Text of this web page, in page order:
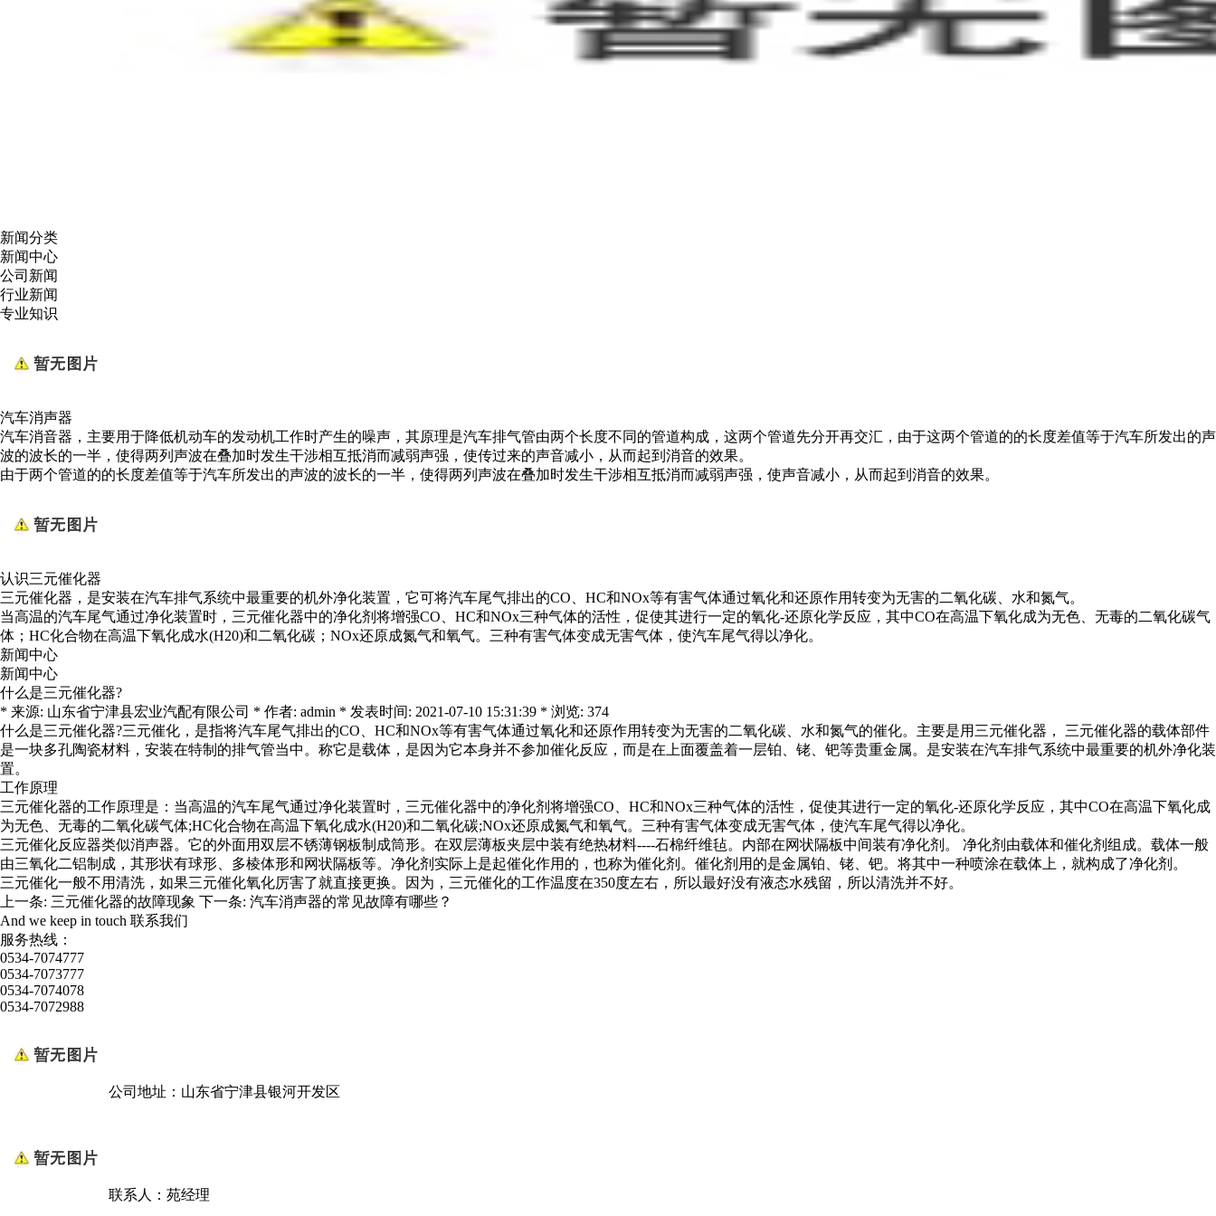
新闻分类
新闻中心
公司新闻
行业新闻
专业知识
汽车消声器
汽车消音器，主要用于降低机动车的发动机工作时产生的噪声，其原理是汽车排气管由两个长度不同的管道构成，这两个管道先分开再交汇，由于这两个管道的的长度差值等于汽车所发出的声
波的波长的一半，使得两列声波在叠加时发生干涉相互抵消而减弱声强，使传过来的声音减小，从而起到消音的效果。
由于两个管道的的长度差值等于汽车所发出的声波的波长的一半，使得两列声波在叠加时发生干涉相互抵消而减弱声强，使声音减小，从而起到消音的效果。
认识三元催化器
三元催化器，是安装在汽车排气系统中最重要的机外净化装置，它可将汽车尾气排出的CO、HC和NOx等有害气体通过氧化和还原作用转变为无害的二氧化碳、水和氮气。
当高温的汽车尾气通过净化装置时，三元催化器中的净化剂将增强CO、HC和NOx三种气体的活性，促使其进行一定的氧化-还原化学反应，其中CO在高温下氧化成为无色、无毒的二氧化碳气
体；HC化合物在高温下氧化成水(H20)和二氧化碳；NOx还原成氮气和氧气。三种有害气体变成无害气体，使汽车尾气得以净化。
新闻中心
新闻中心
什么是三元催化器?
* 来源: 山东省宁津县宏业汽配有限公司 * 作者: admin * 发表时间: 2021-07-10 15:31:39 * 浏览: 374
什么是三元催化器?三元催化，是指将汽车尾气排出的CO、HC和NOx等有害气体通过氧化和还原作用转变为无害的二氧化碳、水和氮气的催化。主要是用三元催化器， 三元催化器的载体部件
是一块多孔陶瓷材料，安装在特制的排气管当中。称它是载体，是因为它本身并不参加催化反应，而是在上面覆盖着一层铂、铑、钯等贵重金属。是安装在汽车排气系统中最重要的机外净化装
置。
工作原理
三元催化器的工作原理是：当高温的汽车尾气通过净化装置时，三元催化器中的净化剂将增强CO、HC和NOx三种气体的活性，促使其进行一定的氧化-还原化学反应，其中CO在高温下氧化成
为无色、无毒的二氧化碳气体;HC化合物在高温下氧化成水(H20)和二氧化碳;NOx还原成氮气和氧气。三种有害气体变成无害气体，使汽车尾气得以净化。
三元催化反应器类似消声器。它的外面用双层不锈薄钢板制成筒形。在双层薄板夹层中装有绝热材料----石棉纤维毡。内部在网状隔板中间装有净化剂。 净化剂由载体和催化剂组成。载体一般
由三氧化二铝制成，其形状有球形、多棱体形和网状隔板等。净化剂实际上是起催化作用的，也称为催化剂。催化剂用的是金属铂、铑、钯。将其中一种喷涂在载体上，就构成了净化剂。
三元催化一般不用清洗，如果三元催化氧化厉害了就直接更换。因为，三元催化的工作温度在350度左右，所以最好没有液态水残留，所以清洗并不好。
上一条: 三元催化器的故障现象 下一条: 汽车消声器的常见故障有哪些？
And we keep in touch 联系我们
服务热线：
0534-7074777
0534-7073777
0534-7074078
0534-7072988
公司地址：山东省宁津县银河开发区
联系人：苑经理